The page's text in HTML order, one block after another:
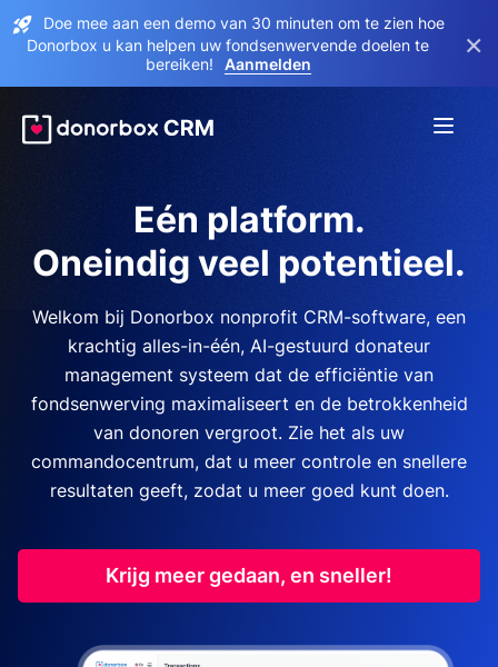
Doe mee aan een demo van 30 minuten om te zien hoe
Donorbox u kan helpen uw fondsenwervende doelen te
bereiken!
Aanmelden
×
Eén platform.
Oneindig veel potentieel.
Welkom bij Donorbox nonprofit CRM-software, een
krachtig alles-in-één, AI-gestuurd donateur
management systeem dat de efficiëntie van
fondsenwerving maximaliseert en de betrokkenheid
van donoren vergroot. Zie het als uw
commandocentrum, dat u meer controle en snellere
resultaten geeft, zodat u meer goed kunt doen.
Krijg meer gedaan, en sneller!